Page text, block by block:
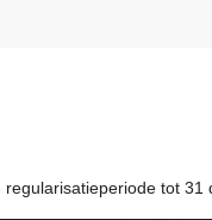
regularisatieperiode tot 31